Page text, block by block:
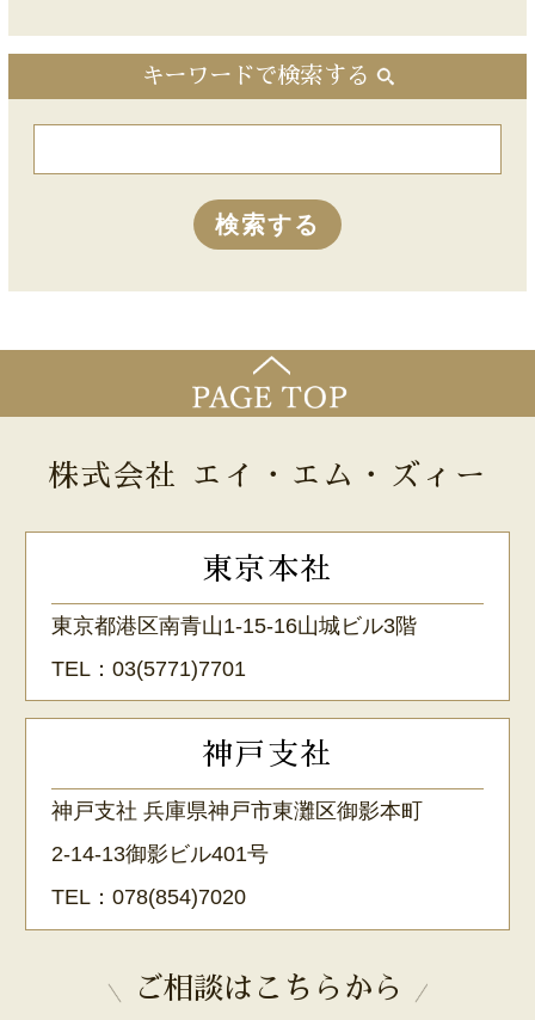
キーワードで検索する
株式会社 エイ・エム・ズィー
東京本社
東京都港区南青山1-15-16山城ビル3階
TEL：03(5771)7701
神戸支社
神戸支社 兵庫県神戸市東灘区御影本町
2-14-13御影ビル401号
TEL：078(854)7020
ご相談はこちらから